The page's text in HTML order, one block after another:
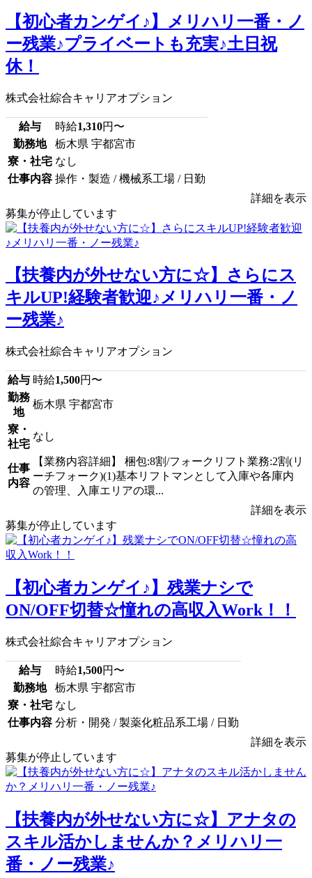
【初心者カンゲイ♪】メリハリ一番・ノ
ー残業♪プライベートも充実♪土日祝
休！
株式会社綜合キャリアオプション
給与 時給1,310円〜
勤務地
栃木県 宇都宮市
寮・社宅 なし
仕事内容 操作・製造 / 機械系工場 / 日勤
詳細を表示
募集が停止しています
【扶養内が外せない方に☆】さらにス
キルUP!経験者歓迎♪メリハリ一番・ノ
ー残業♪
株式会社綜合キャリアオプション
給与 時給1,500円〜
勤務
地
栃木県 宇都宮市
寮・
社宅
なし
仕事
内容
【業務内容詳細】 梱包:8割/フォークリフト業務:2割(リ
ーチフォーク)(1)基本リフトマンとして入庫や各庫内
の管理、入庫エリアの環...
詳細を表示
募集が停止しています
【初心者カンゲイ♪】残業ナシで
ON/OFF切替☆憧れの高収入Work！！
株式会社綜合キャリアオプション
給与 時給1,500円〜
勤務地
栃木県 宇都宮市
寮・社宅 なし
仕事内容 分析・開発 / 製薬化粧品系工場 / 日勤
詳細を表示
募集が停止しています
【扶養内が外せない方に☆】アナタの
スキル活かしませんか？メリハリ一
番・ノー残業♪